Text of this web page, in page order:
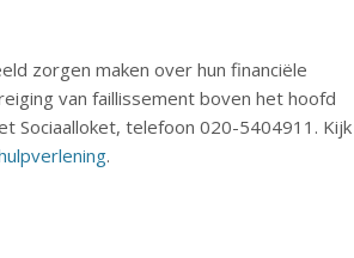
zorgen maken over hun financiële
van faillissement boven het hoofd
Sociaalloket, telefoon 020-5404911. Kijk
.